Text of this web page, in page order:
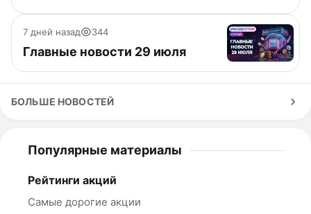
7 дней назад 344
Главные новости 29 июля
БОЛЬШЕ НОВОСТЕЙ
Популярные материалы
Рейтинги акций
Самые дорогие акции